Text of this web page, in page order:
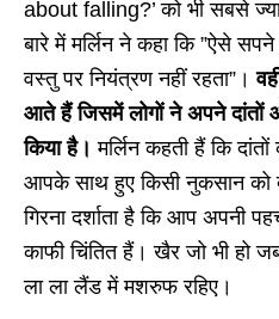
about falling?’ को भी सबसे
बारे में मर्लिन ने कहा कि ”ऐसे
वस्तु पर नियंत्रण नहीं रहता”।
आते हैं जिसमें लोगों ने अपने दांतों
किया है। मर्लिन कहती हैं कि
आपके साथ हुए किसी नुकसान को
गिरना दर्शाता है कि आप अपनी
काफी चिंतित हैं। खैर जो भी
ला ला लैंड में मशरुफ रहिए।